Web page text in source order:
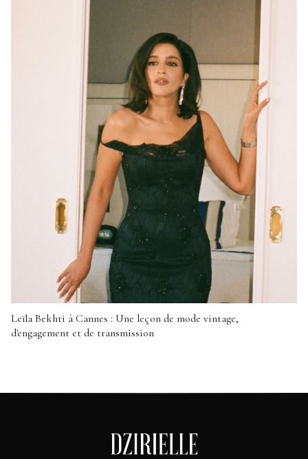
Leïla Bekhti à Cannes : Une leçon de mode vintage,
d'engagement et de transmission